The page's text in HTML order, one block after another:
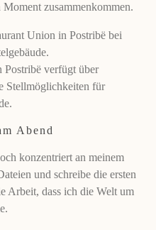
zusammenkommen.
Postribë verfügt über
Stellmöglichkeiten für
Abend
konzentriert an meinem
und schreibe die ersten
Arbeit, dass ich die Welt um